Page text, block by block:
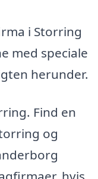
i Storring
med speciale
herunder.
Find en
og